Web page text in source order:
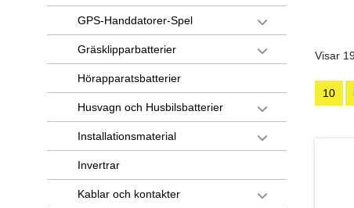
GPS-Handdatorer-Spel
Gräsklipparbatterier
Hörapparatsbatterier
Husvagn och Husbilsbatterier
Installationsmaterial
Invertrar
Kablar och kontakter
Visar
10